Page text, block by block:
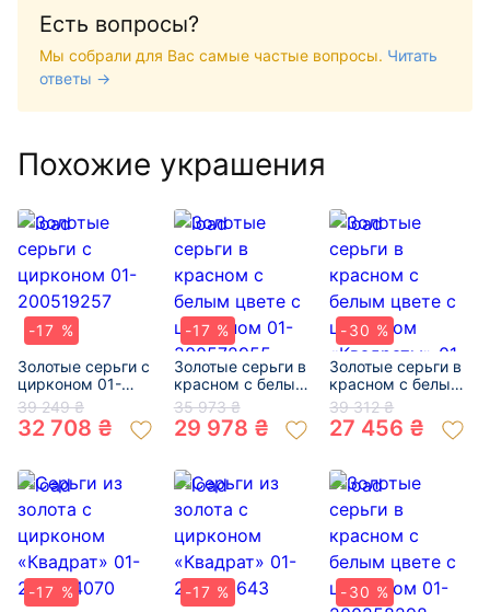
Есть вопросы?
Мы собрали для Вас самые частые вопросы. Читать
ответы →
Похожие украшения
-17 %
Золотые серьги с
цирконом 01-
200519257
39 249 ₴
32 708 ₴
-17 %
Золотые серьги в
красном с белым
цвете с цирконом
01-200572955
35 973 ₴
29 978 ₴
-30 %
Золотые серьги в
красном с белым
цвете с цирконом
«Квадраты» 01-
200214121
39 312 ₴
27 456 ₴
-17 %
-17 %
-30 %